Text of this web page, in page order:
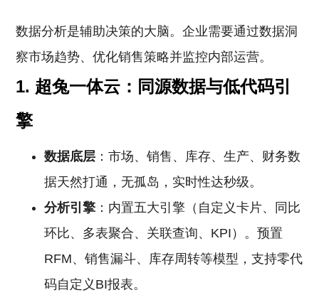
数据分析是辅助决策的大脑。企业需要通过数据洞
察市场趋势、优化销售策略并监控内部运营。
1. 超兔一体云：同源数据与低代码引
擎
数据底层 ：市场、销售、库存、生产、财务数
据天然打通，无孤岛，实时性达秒级。
分析引擎：内置五大引擎（自定义卡片、同比
环比、多表聚合、关联查询、KPI）。预置
RFM、销售漏斗、库存周转等模型，支持零代
码自定义BI报表。